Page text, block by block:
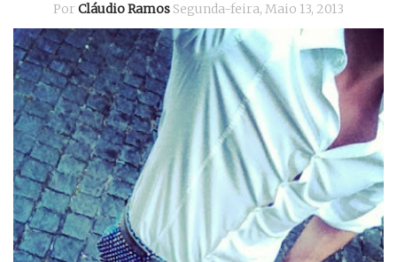
Por Cláudio Ramos Segunda-feira, Maio 13, 2013